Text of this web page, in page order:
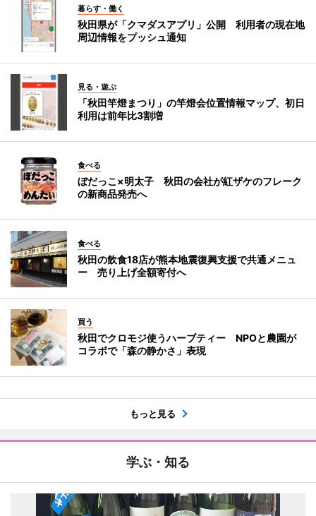
暮らす・働く
秋田県が「クマダスアプリ」公開 利用者の現在地
周辺情報をプッシュ通知
見る・遊ぶ
「秋田竿燈まつり」の竿燈会位置情報マップ、初日
利用は前年比3割増
食べる
ぼだっこ×明太子 秋田の会社が紅ザケのフレーク
の新商品発売へ
食べる
秋田の飲食18店が熊本地震復興支援で共通メニュ
ー 売り上げ全額寄付へ
買う
秋田でクロモジ使うハーブティー NPOと農園が
コラボで「森の静かさ」表現
もっと見る
学ぶ・知る